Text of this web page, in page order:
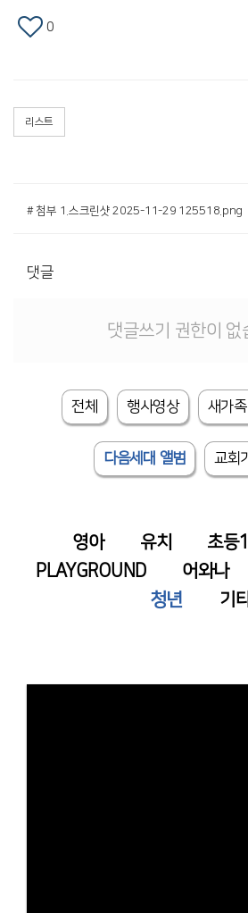
0
리스트
# 첨부 1.스크린샷 2025-11-29 125518.png
댓글
댓글쓰기 권한이 없
전체 행사영상 새가족
다음세대 앨범 교회
영아 유치 초등1
PLAYGROUND
어와나
청년 기